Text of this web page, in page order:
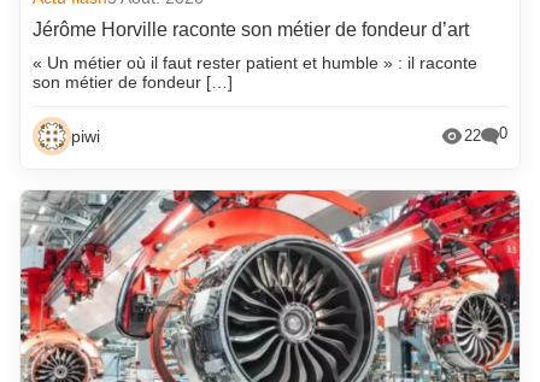
Jérôme Horville raconte son métier de fondeur d’art
« Un métier où il faut rester patient et humble » : il raconte
son métier de fondeur […]
piwi 22 0